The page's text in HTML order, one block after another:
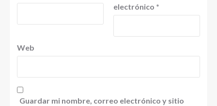
electrónico *
Web
Guardar mi nombre, correo electrónico y sitio